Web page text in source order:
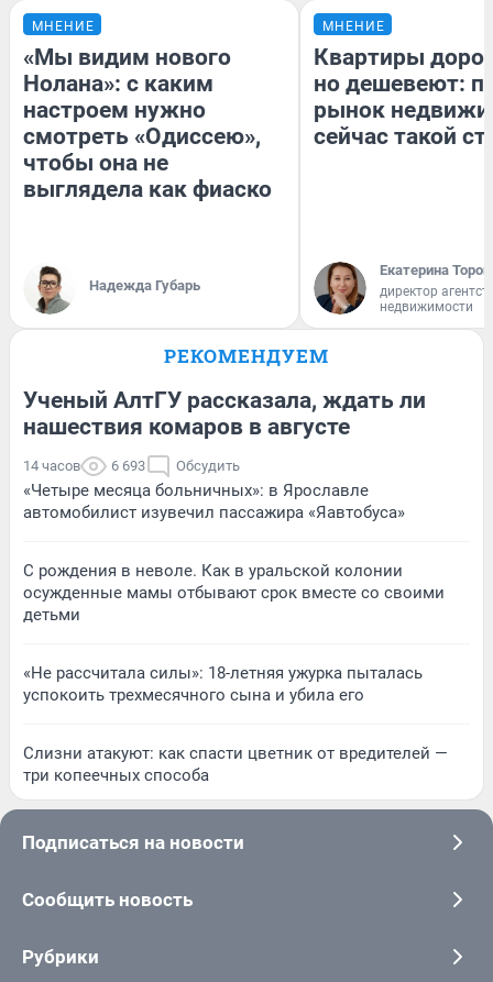
МНЕНИЕ
«Мы видим нового
Нолана»: с каким
настроем нужно
смотреть «Одиссею»,
чтобы она не
выглядела как фиаско
Надежда Губарь
МНЕНИЕ
Квартиры
но дешевеют:
рынок
сейчас такой
Екатерина
директор
недвижимости
РЕКОМЕНДУЕМ
Ученый АлтГУ рассказала, ждать ли
нашествия комаров в августе
14 часов 6 693 Обсудить
«Четыре месяца больничных»: в Ярославле
автомобилист изувечил пассажира «Яавтобуса»
С рождения в неволе. Как в уральской колонии
осужденные мамы отбывают срок вместе со своими
детьми
«Не рассчитала силы»: 18-летняя ужурка пыталась
успокоить трехмесячного сына и убила его
Слизни атакуют: как спасти цветник от вредителей —
три копеечных способа
Подписаться на новости
Сообщить новость
Рубрики